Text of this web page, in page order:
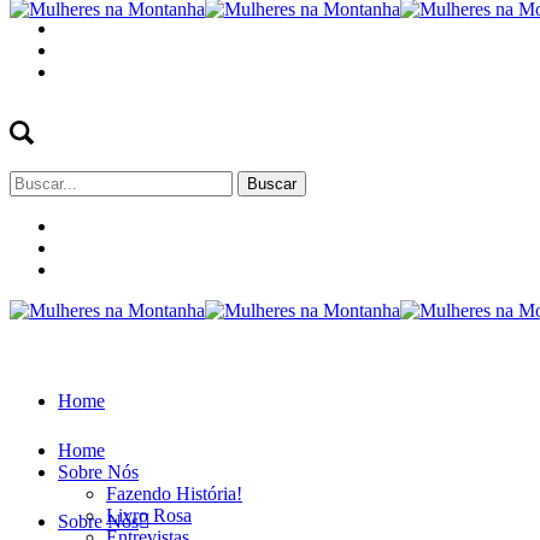
Buscar
por:
Home
Sobre Nós
Home
Sobre Nós
Fazendo História!
Livro Rosa